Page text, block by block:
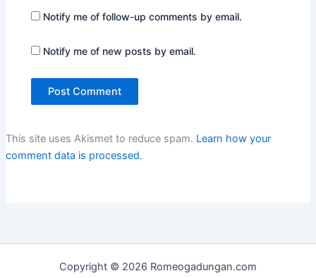
Notify me of follow-up comments by email.
Notify me of new posts by email.
This site uses Akismet to reduce spam. Learn how your
comment data is processed.
Copyright © 2026 Romeogadungan.com